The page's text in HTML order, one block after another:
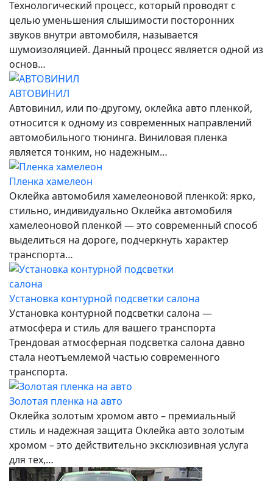
Технологический процесс, который проводят с
целью уменьшения слышимости посторонних
звуков внутри автомобиля, называется
шумоизоляцией. Данный процесс является одной из
основ…
АВТОВИНИЛ
Автовинил, или по-другому, оклейка авто пленкой,
относится к одному из современных направлений
автомобильного тюнинга. Виниловая пленка
является тонким, но надежным…
Пленка хамелеон
Оклейка автомобиля хамелеоновой пленкой: ярко,
стильно, индивидуально Оклейка автомобиля
хамелеоновой пленкой — это современный способ
выделиться на дороге, подчеркнуть характер
транспорта…
Установка контурной подсветки салона
Установка контурной подсветки салона —
атмосфера и стиль для вашего транспорта
Трендовая атмосферная подсветка салона давно
стала неотъемлемой частью современного
транспорта.
Золотая пленка на авто
Оклейка золотым хромом авто – премиальный
стиль и надежная защита Оклейка авто золотым
хромом – это действительно эксклюзивная услуга
для тех,…